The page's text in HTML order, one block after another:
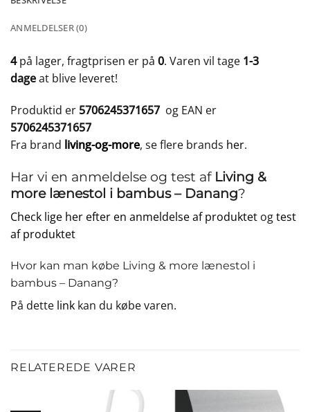
ANMELDELSER (0)
4på lager, fragtprisen er på 0. Varen vil tage 1-3
dageat blive leveret!
Produktid er 5706245371657 og EAN er
5706245371657
Fra brand living-og-more, se flere brands her.
Har vi en anmeldelse og test af Living &
more lænestol i bambus – Danang?
Check lige her efter en anmeldelse af produktet ogtest
af produktet
Hvor kan man købe Living & more lænestol i
bambus – Danang?
På dette link kan du købe varen.
RELATEREDE VARER